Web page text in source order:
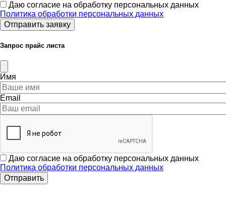
Даю согласие на обработку персональных данных
Политика обработки персональных данных
Запрос прайс листа
Имя
Email
Даю согласие на обработку персональных данных
Политика обработки персональных данных